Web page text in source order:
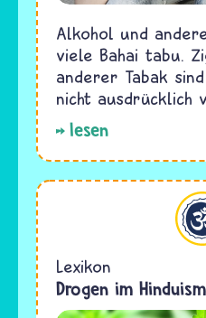
Alkohol und
viele Bahai tabu.
anderer Tabak
nicht ausdrücklich
lesen
Hinduismus
Lexikon
Drogen im